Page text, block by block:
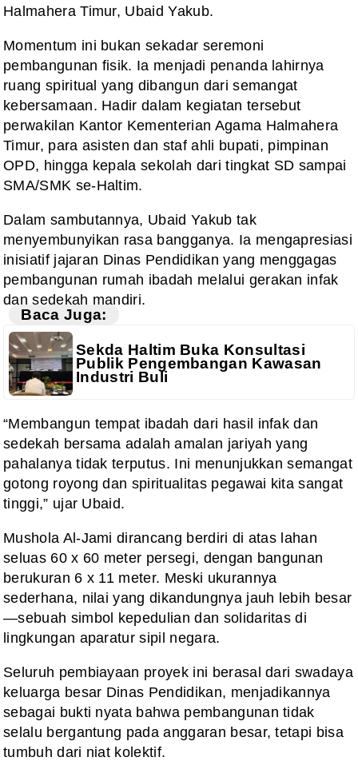
Halmahera Timur, Ubaid Yakub.
Momentum ini bukan sekadar seremoni
pembangunan fisik. Ia menjadi penanda lahirnya
ruang spiritual yang dibangun dari semangat
kebersamaan. Hadir dalam kegiatan tersebut
perwakilan Kantor Kementerian Agama Halmahera
Timur, para asisten dan staf ahli bupati, pimpinan
OPD, hingga kepala sekolah dari tingkat SD sampai
SMA/SMK se-Haltim.
Dalam sambutannya, Ubaid Yakub tak
menyembunyikan rasa bangganya. Ia mengapresiasi
inisiatif jajaran Dinas Pendidikan yang menggagas
pembangunan rumah ibadah melalui gerakan infak
dan sedekah mandiri.
Baca Juga:
Sekda Haltim Buka Konsultasi
Publik Pengembangan Kawasan
Industri Buli
“Membangun tempat ibadah dari hasil infak dan
sedekah bersama adalah amalan jariyah yang
pahalanya tidak terputus. Ini menunjukkan semangat
gotong royong dan spiritualitas pegawai kita sangat
tinggi,” ujar Ubaid.
Mushola Al-Jami dirancang berdiri di atas lahan
seluas 60 x 60 meter persegi, dengan bangunan
berukuran 6 x 11 meter. Meski ukurannya
sederhana, nilai yang dikandungnya jauh lebih besar
—sebuah simbol kepedulian dan solidaritas di
lingkungan aparatur sipil negara.
Seluruh pembiayaan proyek ini berasal dari swadaya
keluarga besar Dinas Pendidikan, menjadikannya
sebagai bukti nyata bahwa pembangunan tidak
selalu bergantung pada anggaran besar, tetapi bisa
tumbuh dari niat kolektif.